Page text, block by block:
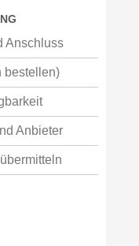
Anschluss
bestellen)
Anbieter